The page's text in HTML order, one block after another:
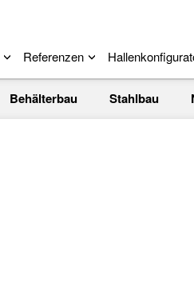
Referenzen
Behälterbau Stahlbau